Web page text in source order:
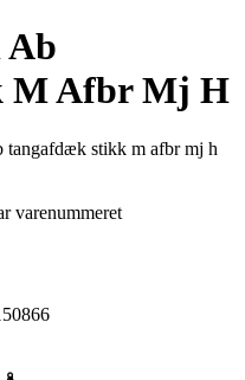
Ab
M Afbr Mj H
tangafdæk stikk m afbr mj h
varenummeret